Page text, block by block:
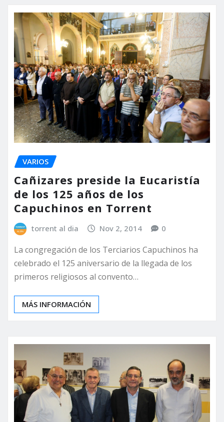
VARIOS
Cañizares preside la Eucaristía
de los 125 años de los
Capuchinos en Torrent
torrent al dia Nov 2, 2014 0
La congregación de los Terciarios Capuchinos ha
celebrado el 125 aniversario de la llegada de los
primeros religiosos al convento…
MÁS INFORMACIÓN